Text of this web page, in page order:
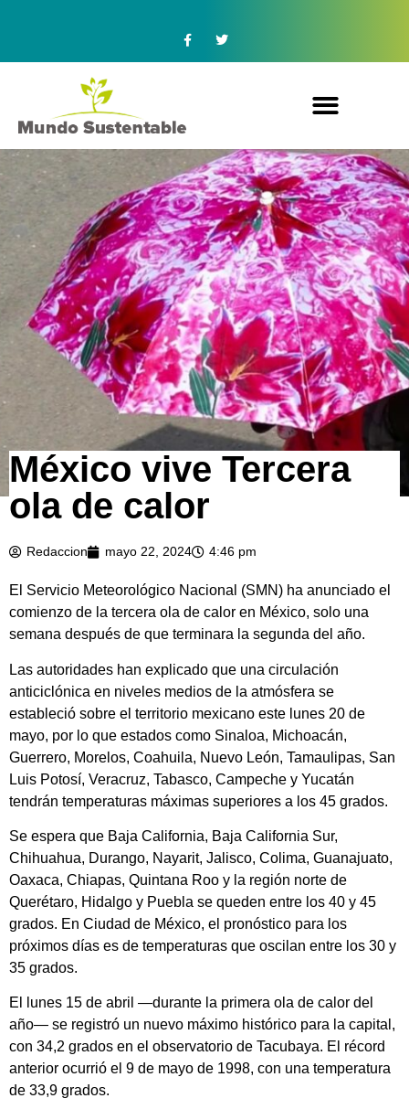
México vive Tercera
ola de calor
Redaccion mayo 22, 2024 4:46 pm
El Servicio Meteorológico Nacional (SMN) ha anunciado el
comienzo de la tercera ola de calor en México, solo una
semana después de que terminara la segunda del año.
Las autoridades han explicado que una circulación
anticiclónica en niveles medios de la atmósfera se
estableció sobre el territorio mexicano este lunes 20 de
mayo, por lo que estados como Sinaloa, Michoacán,
Guerrero, Morelos, Coahuila, Nuevo León, Tamaulipas, San
Luis Potosí, Veracruz, Tabasco, Campeche y Yucatán
tendrán temperaturas máximas superiores a los 45 grados.
Se espera que Baja California, Baja California Sur,
Chihuahua, Durango, Nayarit, Jalisco, Colima, Guanajuato,
Oaxaca, Chiapas, Quintana Roo y la región norte de
Querétaro, Hidalgo y Puebla se queden entre los 40 y 45
grados. En Ciudad de México, el pronóstico para los
próximos días es de temperaturas que oscilan entre los 30 y
35 grados.
El lunes 15 de abril —durante la primera ola de calor del
año— se registró un nuevo máximo histórico para la capital,
con 34,2 grados en el observatorio de Tacubaya. El récord
anterior ocurrió el 9 de mayo de 1998, con una temperatura
de 33,9 grados.